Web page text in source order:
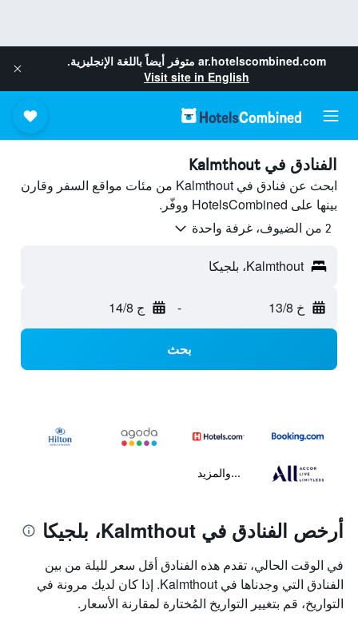
ar.hotelscombined.com متوفر أيضاً باللغة الإنجليزية.
Visit site in English
الفنادق في Kalmthout
ابحث عن فنادق في Kalmthout من مئات مواقع السفر وقارن
بينها على HotelsCombined ووفّر.
2 من الضيوف، غرفة واحدة
Kalmthout، بلجيكا
خ 13/8 - ج 14/8
بحث
...والمزيد
أرخص الفنادق في Kalmthout، بلجيكا
في الوقت الحالي، تقدم هذه الفنادق أقل سعر لليلة من بين
الفنادق التي وجدناها في Kalmthout. إذا كان لديك مرونة في
التواريخ، قم بتغيير التواريخ المُختارة لمقارنة الأسعار.